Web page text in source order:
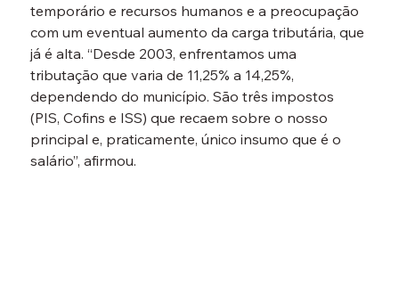
temporário e recursos humanos e a preocupação
com um eventual aumento da carga tributária, que
já é alta. “Desde 2003, enfrentamos uma
tributação que varia de 11,25% a 14,25%,
dependendo do município. São três impostos
(PIS, Cofins e ISS) que recaem sobre o nosso
principal e, praticamente, único insumo que é o
salário”, afirmou.